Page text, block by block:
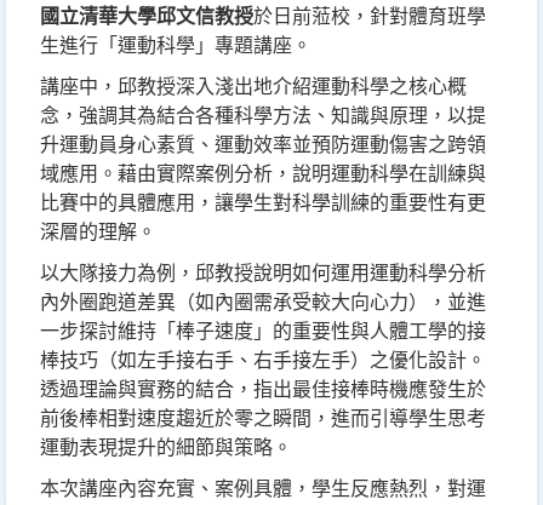
國立清華大學邱文信教授於日前蒞校，針對體育班學
生進行「運動科學」專題講座。
講座中，邱教授深入淺出地介紹運動科學之核心概
念，強調其為結合各種科學方法、知識與原理，以提
升運動員身心素質、運動效率並預防運動傷害之跨領
域應用。藉由實際案例分析，說明運動科學在訓練與
比賽中的具體應用，讓學生對科學訓練的重要性有更
深層的理解。
以大隊接力為例，邱教授說明如何運用運動科學分析
內外圈跑道差異（如內圈需承受較大向心力），並進
一步探討維持「棒子速度」的重要性與人體工學的接
棒技巧（如左手接右手、右手接左手）之優化設計。
透過理論與實務的結合，指出最佳接棒時機應發生於
前後棒相對速度趨近於零之瞬間，進而引導學生思考
運動表現提升的細節與策略。
本次講座內容充實、案例具體，學生反應熱烈，對運